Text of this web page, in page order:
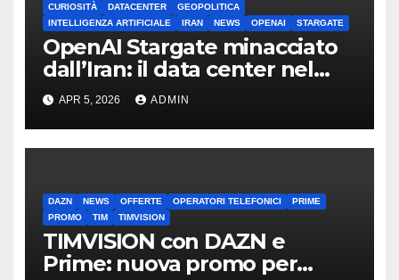
CURIOSITÀ DATACENTER
GEOPOLITICA
INTELLIGENZA ARTIFICIALE
IRAN NEWS OPENAI STARGATE
OpenAI Stargate minacciato
dall’Iran: il data center nel
mirino
APR 5, 2026 ADMIN
DAZN NEWS OFFERTE OPERATORI TELEFONICI
PRIME
PROMO
TIM TIMVISION
TIMVISION con DAZN e
Prime: nuova promo per